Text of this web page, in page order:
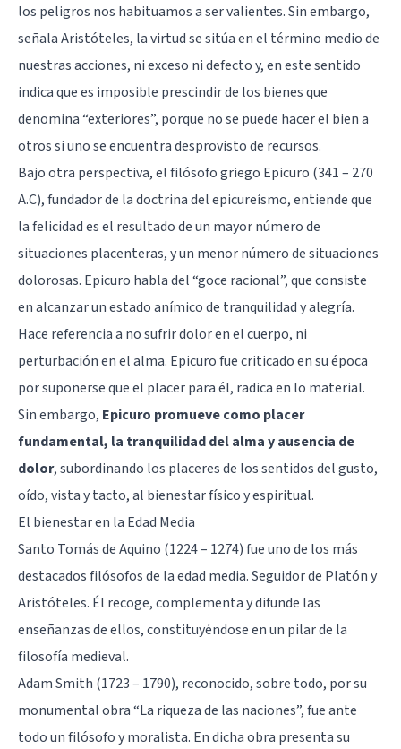
los peligros nos habituamos a ser valientes. Sin embargo,
señala Aristóteles, la virtud se sitúa en el término medio de
nuestras acciones, ni exceso ni defecto y, en este sentido
indica que es imposible prescindir de los bienes que
denomina “exteriores”, porque no se puede hacer el bien a
otros si uno se encuentra desprovisto de recursos.
Bajo otra perspectiva, el filósofo griego Epicuro (341 – 270
A.C), fundador de la doctrina del epicureísmo, entiende que
la felicidad es el resultado de un mayor número de
situaciones placenteras, y un menor número de situaciones
dolorosas. Epicuro habla del “goce racional”, que consiste
en alcanzar un estado anímico de tranquilidad y alegría.
Hace referencia a no sufrir dolor en el cuerpo, ni
perturbación en el alma. Epicuro fue criticado en su época
por suponerse que el placer para él, radica en lo material.
Sin embargo, Epicuro promueve como placer
fundamental, la tranquilidad del alma y ausencia de
dolor, subordinando los placeres de los sentidos del gusto,
oído, vista y tacto, al bienestar físico y espiritual.
El bienestar en la Edad Media
Santo Tomás de Aquino (1224 – 1274) fue uno de los más
destacados filósofos de la edad media. Seguidor de Platón y
Aristóteles. Él recoge, complementa y difunde las
enseñanzas de ellos, constituyéndose en un pilar de la
filosofía medieval.
Adam Smith (1723 – 1790), reconocido, sobre todo, por su
monumental obra “La riqueza de las naciones”, fue ante
todo un filósofo y moralista. En dicha obra presenta su